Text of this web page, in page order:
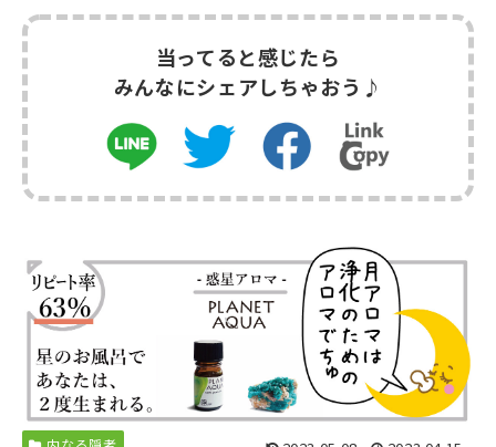
当ってると感じたら
みんなにシェアしちゃおう♪